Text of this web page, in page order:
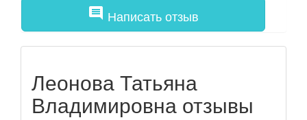
comment Написать отзыв
Леонова Татьяна
Владимировна отзывы